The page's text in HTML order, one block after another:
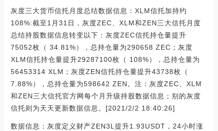
灰度三大货币信托月度总结数据信息：XLM信托加持约
108%:截至1月31日，灰度ZEC、XLM和ZEN三大信托月度
总结持股数据信息转变以下：灰度ZEC信托持仓量提升
75052枚（ 34.81%），总持仓量为290658 ZEC；灰度
XLM信托持仓量提升29287100枚（ 108%），总持仓量为
56453314 XLM；灰度ZEN信托持仓量提升43738枚（
7.88%），总持仓量为598642 ZEN。注：灰度ZEC、XLM
和ZEN三大信托官方网每个月升级持股数据信息；别的灰度
信托则为天天更新数据信息。[2021/2/2 18:40:26]
数据信息：灰度定义财产ZEN3L提升1.93USDT，24小时涨